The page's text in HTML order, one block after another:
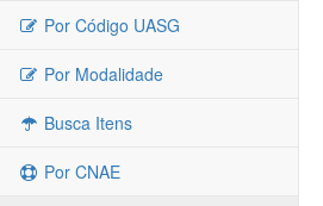
Por Código UASG
Por Modalidade
Busca Itens
Por CNAE